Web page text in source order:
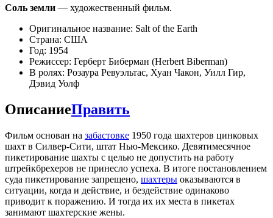
Соль земли — художественный фильм.
Оригинальное название: Salt of the Earth
Страна: США
Год: 1954
Режиссер: Герберт Биберман (Herbert Biberman)
В ролях: Розаура Ревуэльтас, Хуан Чакон, Уилл Гир,
Дэвид Уолф
ОписаниеПравить
Фильм основан на забастовке 1950 года шахтеров цинковых
шахт в Силвер-Сити, штат Нью-Мексико. Девятимесячное
пикетирование шахты с целью не допустить на работу
штрейкбрехеров не принесло успеха. В итоге постановлением
суда пикетирование запрещено, шахтеры оказываются в
ситуации, когда и действие, и бездействие одинаково
приводит к поражению. И тогда их их места в пикетах
занимают шахтерские жены.